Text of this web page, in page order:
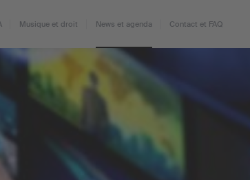
Musique et droit News et agenda Contact et FAQ